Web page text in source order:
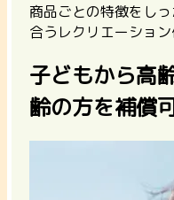
商品ごとの特徴をし
合うレクリエーショ
子どもから高
齢の方を補償